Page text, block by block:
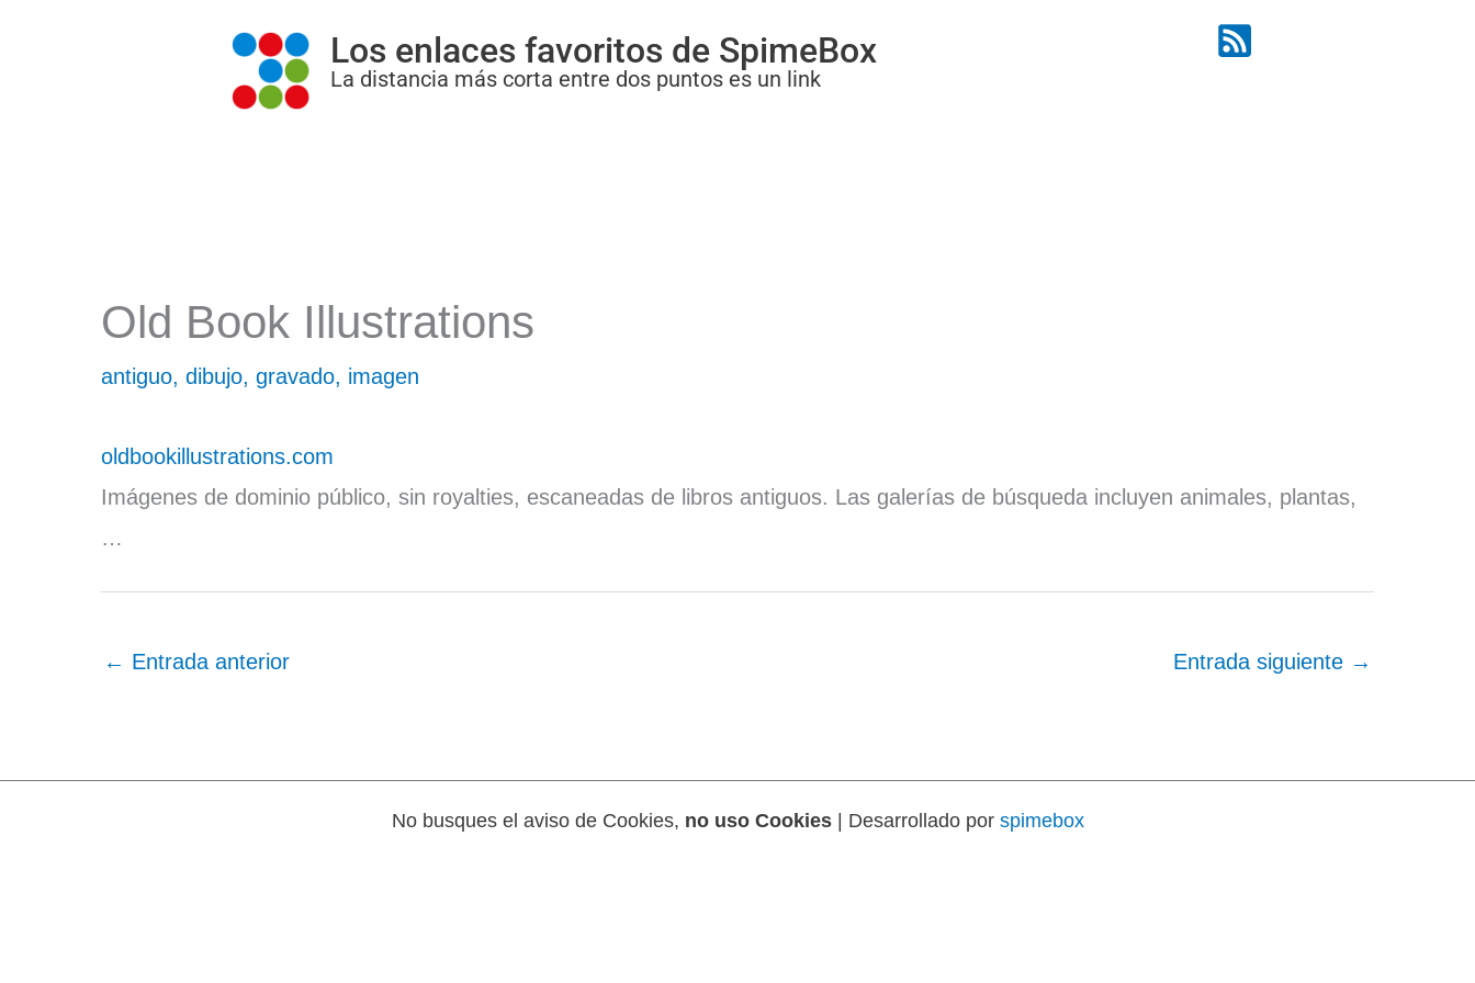
Los enlaces favoritos de SpimeBox
La distancia más corta entre dos puntos es un link
Old Book Illustrations
antiguo, dibujo, gravado, imagen
oldbookillustrations.com
Imágenes de dominio público, sin royalties, escaneadas de libros antiguos. Las galerías de búsqueda incluyen animales, plantas,
…
← Entrada anterior Entrada siguiente →
No busques el aviso de Cookies, no uso Cookies| Desarrollado por spimebox